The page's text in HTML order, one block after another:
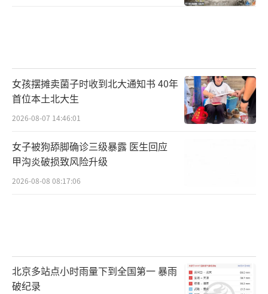
女孩摆摊卖菌子时收到北大通知书 40年
首位本土北大生
2026-08-07 14:46:01
女子被狗舔脚确诊三级暴露 医生回应
甲沟炎破损致风险升级
2026-08-08 08:17:06
北京多站点小时雨量下到全国第一 暴雨
破纪录